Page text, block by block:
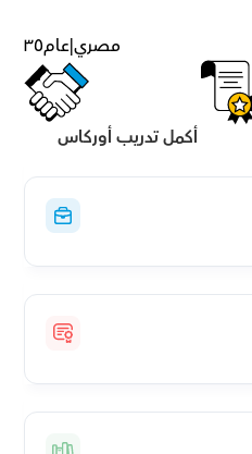
٣٥عام|مصري
أكمل تدريب أوركاس